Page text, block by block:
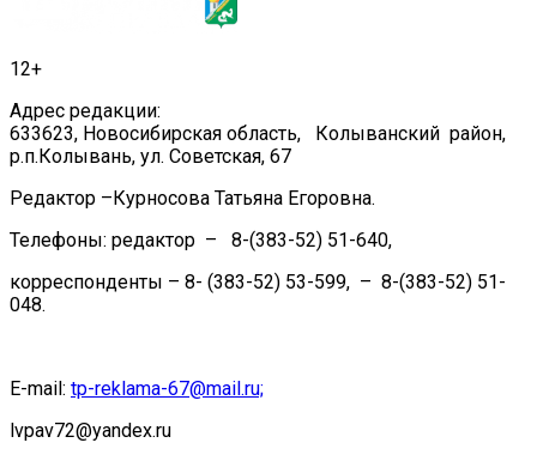
12+
Адрес редакции:
633623, Новосибирская область, Колыванский район,
р.п.Колывань, ул. Советская, 67
Редактор –Курносова Татьяна Егоровна.
Телефоны: редактор – 8-(383-52) 51-640,
корреспонденты – 8- (383-52) 53-599, – 8-(383-52) 51-
048.
E-mail: tp-reklama-67@mail.ru;
lvpav72@yandex.ru